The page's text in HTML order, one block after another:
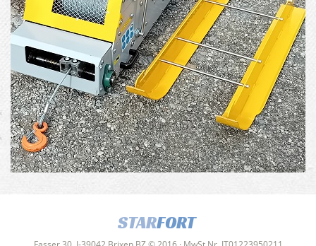
STARFORT